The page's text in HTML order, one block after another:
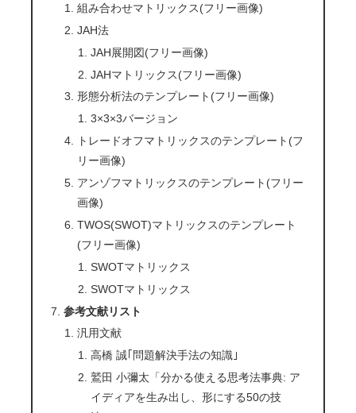
組み合わせマトリックス(フリー画像)
JAH法
JAH展開図(フリー画像)
JAHマトリックス(フリー画像)
形態分析法のテンプレート(フリー画像)
3×3×3バージョン
トレードオフマトリックスのテンプレート(フ
リー画像)
アンゾフマトリックスのテンプレート(フリー
画像)
TWOS(SWOT)マトリックスのテンプレート
(フリー画像)
SWOTマトリックス
SWOTマトリックス
参考文献リスト
汎用文献
高橋 誠｢問題解決手法の知識｣
鷲田 小彌太「分かる使える思考法事典: ア
イディアを生み出し、形にする50の技